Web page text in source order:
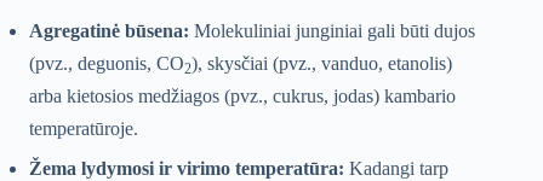
Agregatinė būsena: Molekuliniai junginiai gali būti dujos
(pvz., deguonis, CO2), skysčiai (pvz., vanduo, etanolis)
arba kietosios medžiagos (pvz., cukrus, jodas) kambario
temperatūroje.
Žema lydymosi ir virimo temperatūra: Kadangi tarp